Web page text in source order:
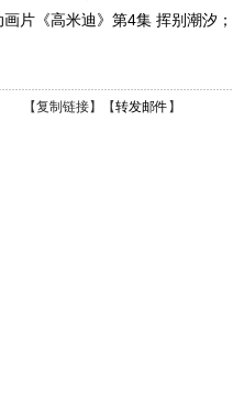
片《高米迪》第4集 挥别潮汐
【复制链接】【转发邮件 】